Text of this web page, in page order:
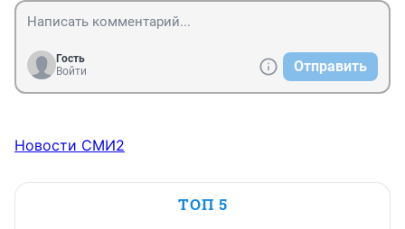
Гость
Войти
Отправить
Новости СМИ2
ТОП 5